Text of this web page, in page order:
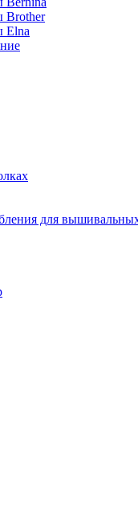
Elna
для